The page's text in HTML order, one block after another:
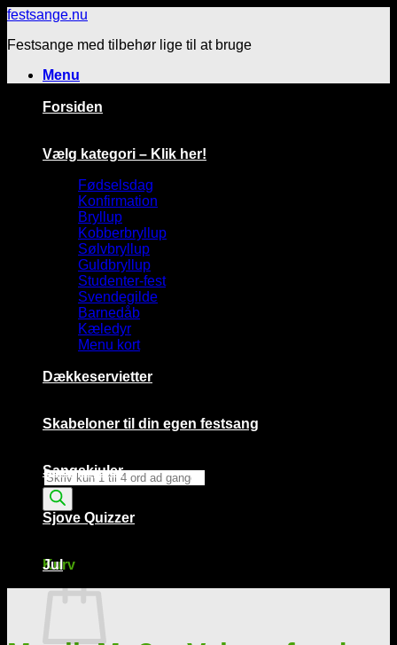
Fortsæt
indhold
festsange.nu
Festsange med tilbehør lige til at bruge
Menu
Products
search
Kurv
Forsiden
Vælg kategori – Klik her!
Fødselsdag
Konfirmation
Bryllup
Kobberbryllup
Sølvbryllup
Guldbryllup
Studenter-fest
Svendegilde
Barnedåb
Kæledyr
Menu kort
Dækkeservietter
Skabeloner til din egen festsang
Sangskjuler
Sjove Quizzer
Jul